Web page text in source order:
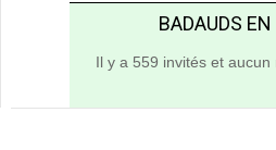
BADAUDS
Il y a 559 invités et